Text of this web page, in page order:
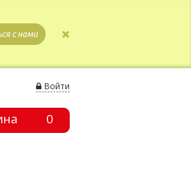
с нами
Войти
0